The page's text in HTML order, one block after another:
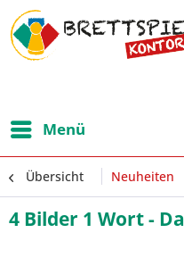
Menü
Übersicht Neuheiten
4 Bilder 1 Wort -